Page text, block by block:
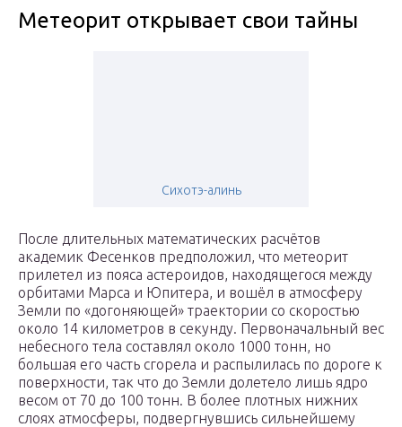
Метеорит открывает свои тайны
Сихотэ-алинь
После длительных математических расчётов
академик Фесенков предположил, что метеорит
прилетел из пояса астероидов, находящегося между
орбитами Марса и Юпитера, и вошёл в атмосферу
Земли по «догоняющей» траектории со скоростью
около 14 километров в секунду. Первоначальный вес
небесного тела составлял около 1000 тонн, но
большая его часть сгорела и распылилась по дороге к
поверхности, так что до Земли долетело лишь ядро
весом от 70 до 100 тонн. В более плотных нижних
слоях атмосферы, подвергнувшись сильнейшему